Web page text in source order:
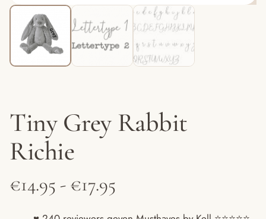
Tiny Grey Rabbit
Richie
€14.95 - €17.95
€14.95